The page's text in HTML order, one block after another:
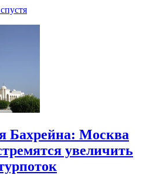
Бахрейна: Москва
увеличить